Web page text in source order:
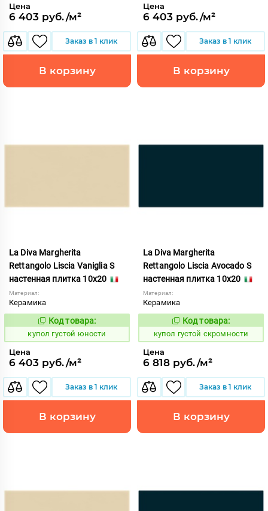
Цена
6 403 руб./м²
Заказ в 1 клик
В корзину
Цена
6 403 руб./м²
Заказ в 1 клик
В корзину
La Diva Margherita
Rettangolo Liscia Vaniglia S
настенная плитка 10x20
Материал:
Керамика
846748
Код товара:
купол густой юности
Цена
6 403 руб./м²
Заказ в 1 клик
В корзину
La Diva Margherita
Rettangolo Liscia Avocado S
настенная плитка 10x20
Материал:
Керамика
846718
Код товара:
купол густой скромности
Цена
6 818 руб./м²
Заказ в 1 клик
В корзину